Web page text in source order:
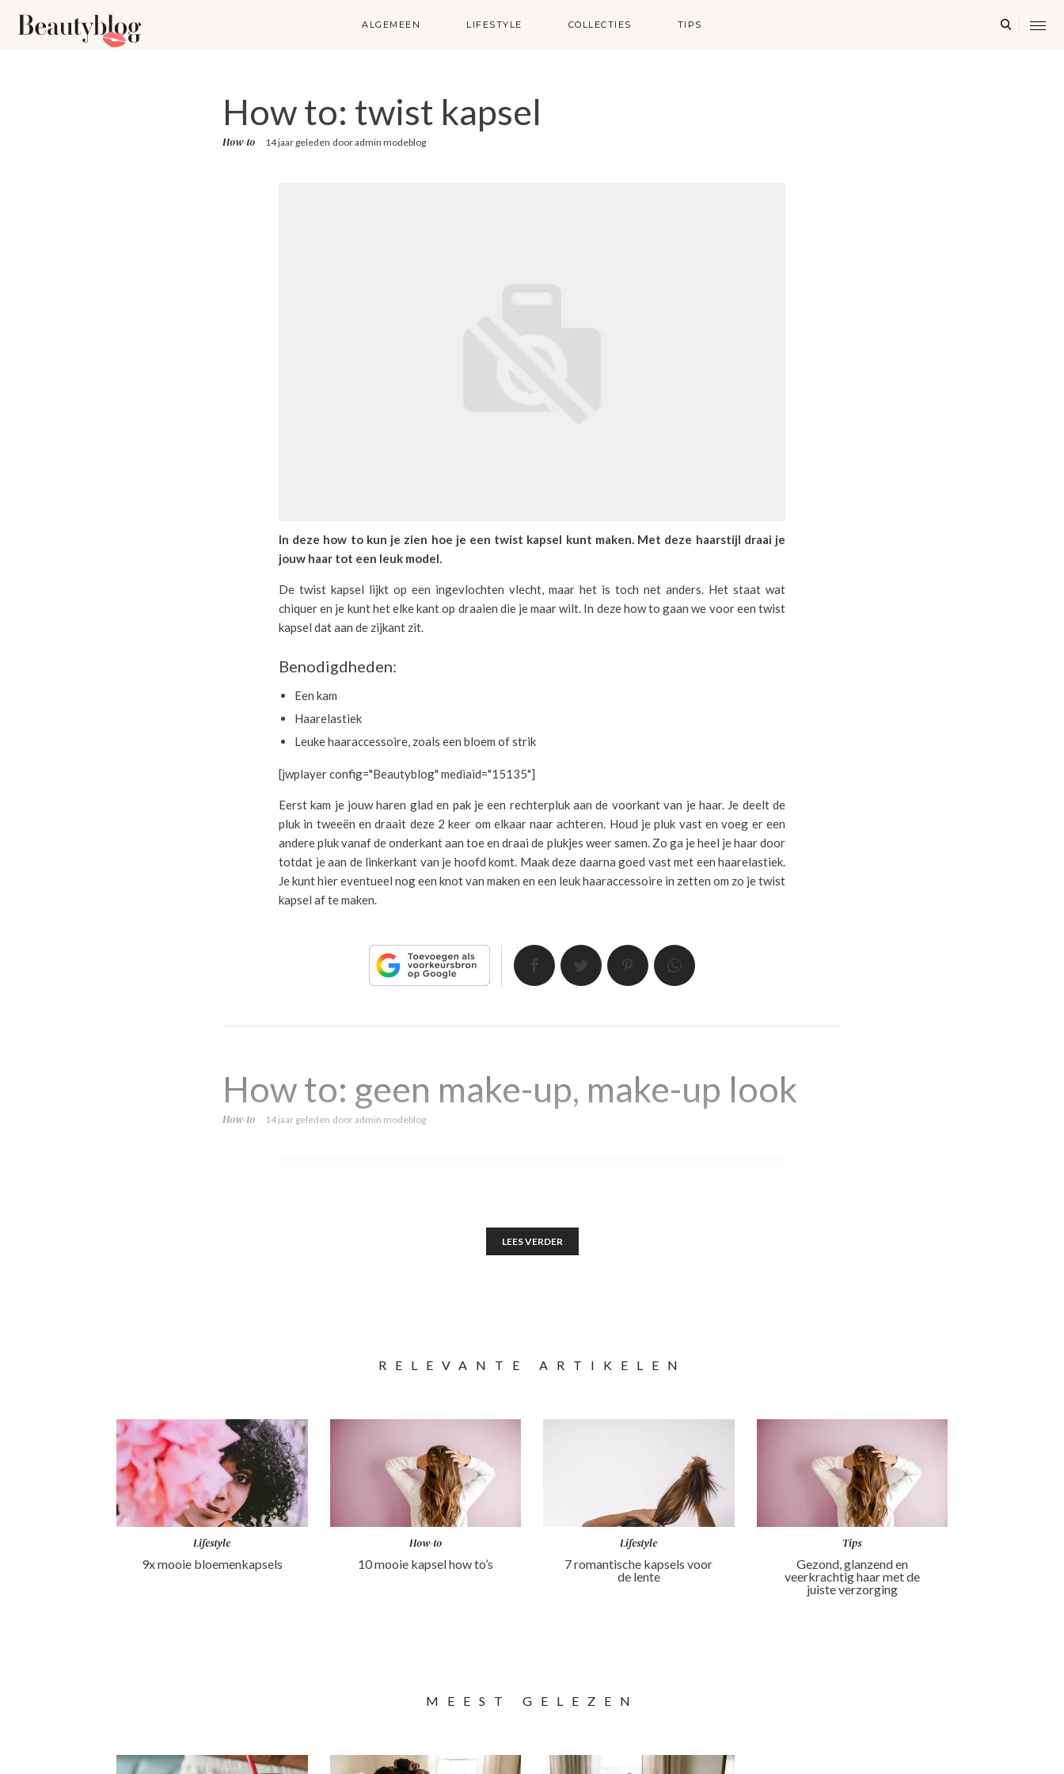
ALGEMEEN LIFESTYLE COLLECTIES TIPS
How to: twist kapsel
How-to 14 jaar geleden dooradmin modeblog
In deze how to kun je zien hoe je een twist kapsel kunt maken. Met deze haarstijl draai je
jouw haar tot een leuk model.
De twist kapsel lijkt op een ingevlochten vlecht, maar het is toch net anders. Het staat wat
chiquer en je kunt het elke kant op draaien die je maar wilt. In deze how to gaan we voor een twist
kapsel dat aan de zijkant zit.
Benodigdheden:
Een kam
Haarelastiek
Leuke haaraccessoire, zoals een bloem of strik
[jwplayer config="Beautyblog" mediaid="15135"]
Eerst kam je jouw haren glad en pak je een rechterpluk aan de voorkant van je haar. Je deelt de
pluk in tweeën en draait deze 2 keer om elkaar naar achteren. Houd je pluk vast en voeg er een
andere pluk vanaf de onderkant aan toe en draai de plukjes weer samen. Zo ga je heel je haar door
totdat je aan de linkerkant van je hoofd komt. Maak deze daarna goed vast met een haarelastiek.
Je kunt hier eventueel nog een knot van maken en een leuk haaraccessoire in zetten om zo je twist
kapsel af te maken.
How to: geen make-up, make-up look
How-to 14 jaar geleden dooradmin modeblog
LEES VERDER
RELEVANTE ARTIKELEN
Lifestyle
9x mooie bloemenkapsels
How-to
10 mooie kapsel how to’s
Lifestyle
7 romantische kapsels voor
de lente
Tips
Gezond, glanzend en
veerkrachtig haar met de
juiste verzorging
MEEST GELEZEN